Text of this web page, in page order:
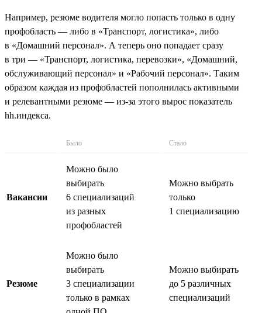
Например, резюме водителя могло попасть только в одну
профобласть — либо в «Транспорт, логистика», либо
в «Домашний персонал». А теперь оно попадает сразу
в три — «Транспорт, логистика, перевозки», «Домашний,
обслуживающий персонал» и «Рабочий персонал». Таким
образом каждая из профобластей пополнилась активными
и релевантными резюме — из-за этого вырос показатель
hh.индекса.
Было Стало
Вакансии
Можно было
выбирать
6 специализаций
из разных
профобластей
Можно выбрать
только
1 специализацию
Резюме
Можно было
выбирать
3 специализации
только в рамках
Можно выбирать
до 5 различных
специализаций